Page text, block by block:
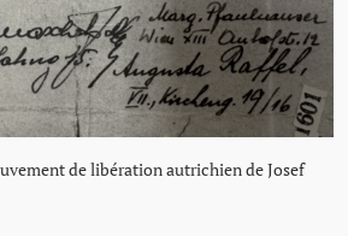
de libération autrichien de Josef